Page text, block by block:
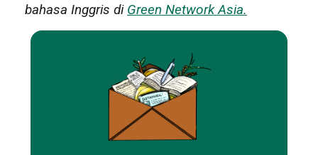
bahasa Inggris di Green Network Asia.